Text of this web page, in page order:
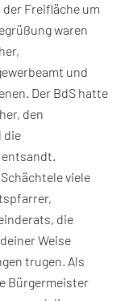
Freifläche um
waren
und
Der BdS hatte
den
die
viele
die
Weise
trugen. Als
Bürgermeister